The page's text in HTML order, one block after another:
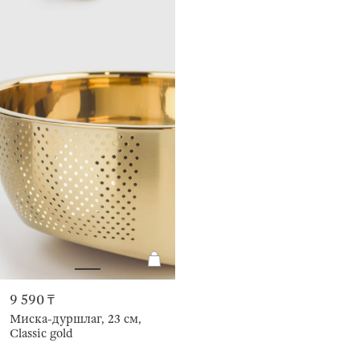
9 590 ₸
Миска-дуршлаг, 23 см,
Classic gold